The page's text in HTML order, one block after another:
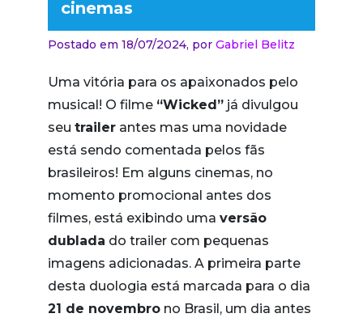
cinemas
Postado em 18/07/2024, por Gabriel Belitz
Uma vitória para os apaixonados pelo
musical! O filme “Wicked” já divulgou
seu trailer antes mas uma novidade
está sendo comentada pelos fãs
brasileiros! Em alguns cinemas, no
momento promocional antes dos
filmes, está exibindo uma versão
dublada do trailer com pequenas
imagens adicionadas. A primeira parte
desta duologia está marcada para o dia
21 de novembro no Brasil, um dia antes